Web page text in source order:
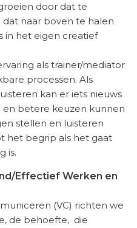
door dat te
naar boven te halen
in het eigen creatief
als trainer/mediator
processen. Als
kan er iets nieuws
en betere keuzen kunnen
stellen en luisteren
het begrip als het gaat
is.
Effectief Werken en
(VC) richten we
de behoefte, die